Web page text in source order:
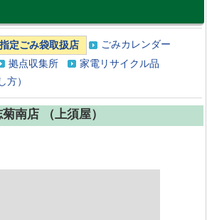
指定ごみ袋取扱店
ごみカレンダー
拠点収集所
家電リサイクル品
方）
南店 （上須屋）